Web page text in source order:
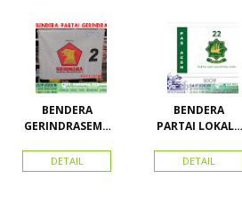
BENDERA
GERINDRASEMU
DETAIL
BENDERA
PARTAI LOKAL /
ACEH
DETAIL